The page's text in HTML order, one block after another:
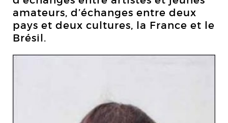
amateurs, d’échanges entre deux
pays et deux cultures, la France et le
Brésil.